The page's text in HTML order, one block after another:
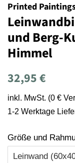
Printed
und Berg-
Himmel
Normaler
32,95 €
inkl. MwSt. (0 €
1-2 Werktage
Größe und